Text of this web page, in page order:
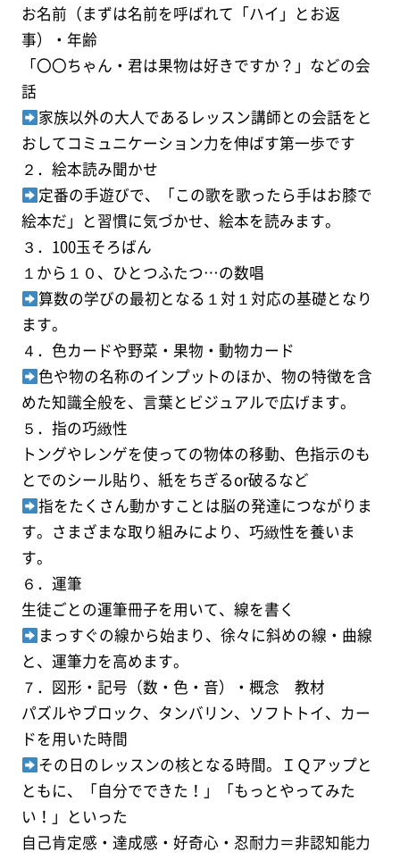
お名前（まずは名前を呼ばれて「ハイ」とお返
事）・年齢
「〇〇ちゃん・君は果物は好きですか？」などの会
話
家族以外の大人であるレッスン講師との会話をと
おしてコミュニケーション力を伸ばす第一歩です
２．絵本読み聞かせ
定番の手遊びで、「この歌を歌ったら手はお膝で
絵本だ」と習慣に気づかせ、絵本を読みます。
３．100玉そろばん
１から１０、ひとつふたつ…の数唱
算数の学びの最初となる１対１対応の基礎となり
ます。
４．色カードや野菜・果物・動物カード
色や物の名称のインプットのほか、物の特徴を含
めた知識全般を、言葉とビジュアルで広げます。
５．指の巧緻性
トングやレンゲを使っての物体の移動、色指示のも
とでのシール貼り、紙をちぎるor破るなど
指をたくさん動かすことは脳の発達につながりま
す。さまざまな取り組みにより、巧緻性を養いま
す。
６．運筆
生徒ごとの運筆冊子を用いて、線を書く
まっすぐの線から始まり、徐々に斜めの線・曲線
と、運筆力を高めます。
７．図形・記号（数・色・音）・概念 教材
パズルやブロック、タンバリン、ソフトトイ、カー
ドを用いた時間
その日のレッスンの核となる時間。ＩＱアップと
ともに、「自分でできた！」「もっとやってみた
い！」といった
自己肯定感・達成感・好奇心・忍耐力＝非認知能力